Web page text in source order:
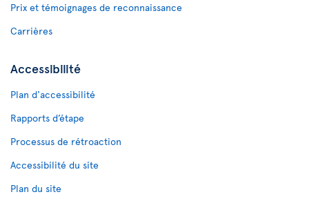
Prix et témoignages de reconnaissance
Carrières
Accessibilité
Plan d'accessibilité
Rapports d’étape
Processus de rétroaction
Accessibilité du site
Plan du site